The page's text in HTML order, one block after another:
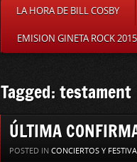
LA HORA DE BILL COSBY
EMISION GINETA ROCK
Tagged: testament
ÚLTIMA
POSTED IN CONCIERTOS Y